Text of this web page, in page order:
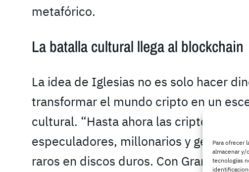
Para ofrecer
almacenar y/
tecnologías
metafórico.
La batalla cultural llega al blockchain
La idea de Iglesias no es solo hacer
transformar el mundo cripto en un
cultural. “Hasta ahora las
especuladores, millonarios y gente
raros en discos duros. Con Gramsci